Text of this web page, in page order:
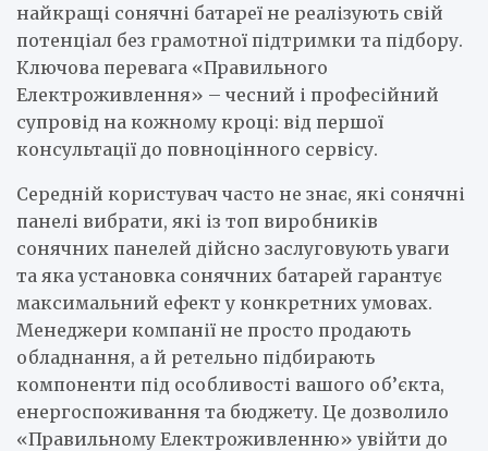
найкращі сонячні батареї не реалізують свій
потенціал без грамотної підтримки та підбору.
Ключова перевага «Правильного
Електроживлення» – чесний і професійний
супровід на кожному кроці: від першої
консультації до повноцінного сервісу.
Середній користувач часто не знає, які сонячні
панелі вибрати, які із топ виробників
сонячних панелей дійсно заслуговують уваги
та яка установка сонячних батарей гарантує
максимальний ефект у конкретних умовах.
Менеджери компанії не просто продають
обладнання, а й ретельно підбирають
компоненти під особливості вашого об’єкта,
енергоспоживання та бюджету. Це дозволило
«Правильному Електроживленню» увійти до